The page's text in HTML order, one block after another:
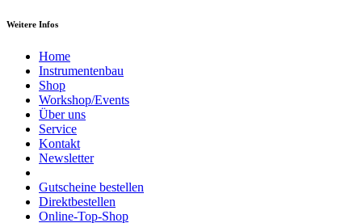
Weitere Infos
Home
Instrumentenbau
Shop
Workshop/Events
Über uns
Service
Kontakt
Newsletter
Gutscheine bestellen
Direktbestellen
Online-Top-Shop